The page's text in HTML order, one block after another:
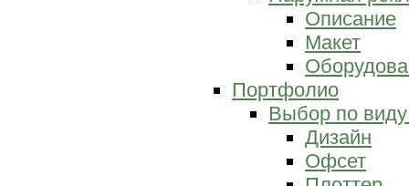
Описание
Макет
Портфолио
Выбор по
Дизайн
Офсет